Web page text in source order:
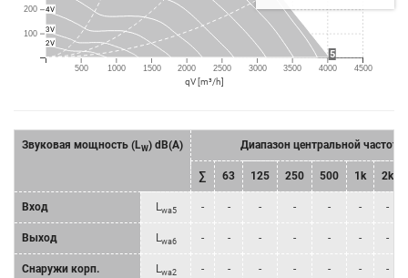
500 1000 1500 2000 2500 3000 3500 4000 4500
200
100
qV [m³/h]
2V
3V
4V
5
Звуковая мощность (LW) dB(A) Диапазон центральной частоты
∑ 63 125 250 500 1k 2k
Bход Lwa5 - - - - - - -
Bыход Lwa6 - - - - - - -
Снаружи корп. Lwa2 - - - - - - -